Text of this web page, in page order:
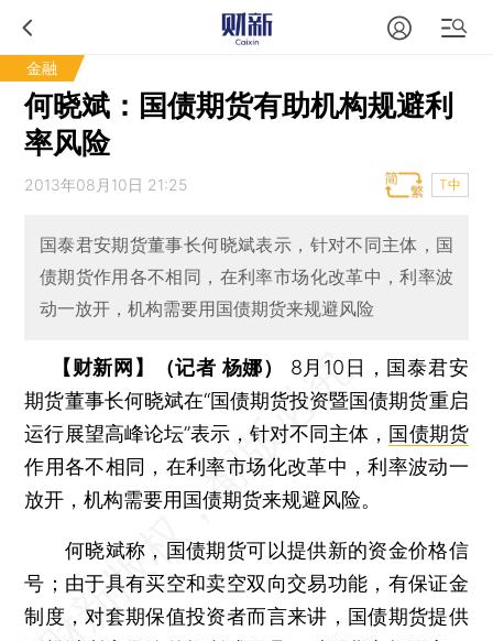
金融
何晓斌：国债期货有助机构规避利
率风险
2013年08月10日 21:25 T中
国泰君安期货董事长何晓斌表示，针对不同主体，国
债期货作用各不相同，在利率市场化改革中，利率波
动一放开，机构需要用国债期货来规避风险
【财新网】（记者 杨娜）
8月10日，国泰君安
期货董事长何晓斌在“国债期货投资暨国债期货重启
运行展望高峰论坛”表示，针对不同主体， 国债期货
作用各不相同，在利率市场化改革中，利率波动一
放开，机构需要用国债期货来规避风险。
何晓斌称，国债期货可以提供新的资金价格信
号；由于具有买空和卖空双向交易功能，有保证金
制度，对套期保值投资者而言来讲，国债期货提供